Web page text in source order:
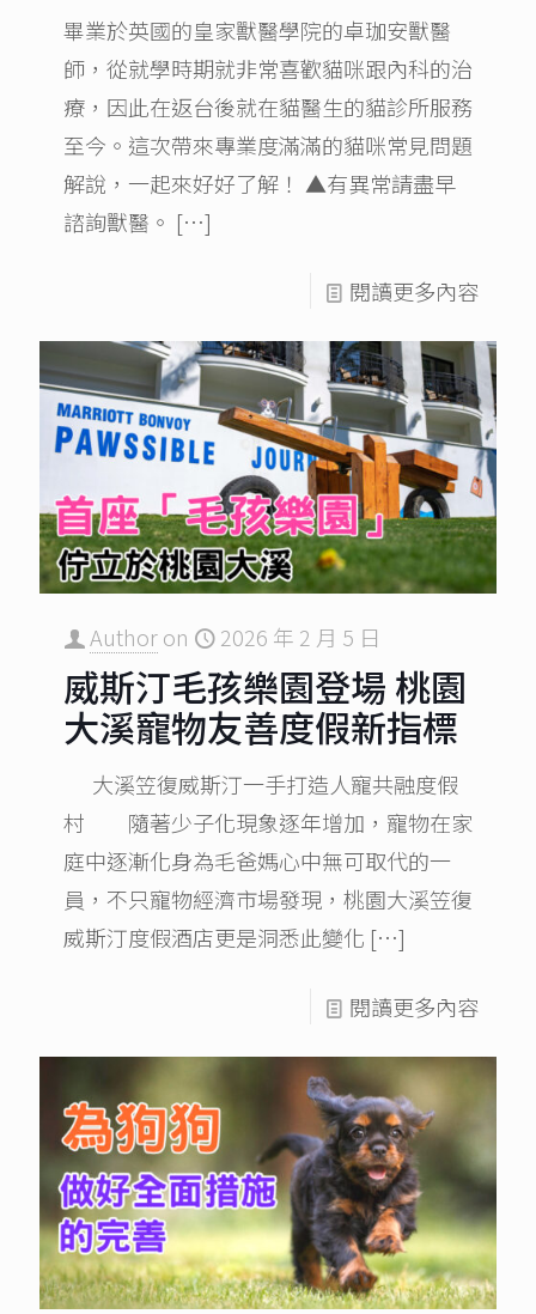
畢業於英國的皇家獸醫學院的卓珈安獸醫
師，從就學時期就非常喜歡貓咪跟內科的治
療，因此在返台後就在貓醫生的貓診所服務
至今。這次帶來專業度滿滿的貓咪常見問題
解說，一起來好好了解！ ▲有異常請盡早
諮詢獸醫。 […]
閱讀更多內容
Authoron 2026 年 2 月 5 日
威斯汀毛孩樂園登場 桃園
大溪寵物友善度假新指標
大溪笠復威斯汀一手打造人寵共融度假
村 隨著少子化現象逐年增加，寵物在家
庭中逐漸化身為毛爸媽心中無可取代的一
員，不只寵物經濟市場發現，桃園大溪笠復
威斯汀度假酒店更是洞悉此變化 […]
閱讀更多內容